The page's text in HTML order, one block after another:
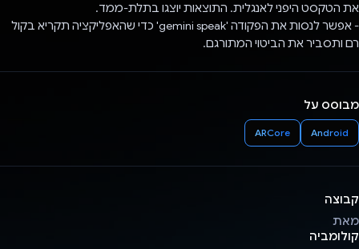
את הטקסט היפני לאנגלית. התוצאות יוצגו בתלת-ממד.
- אפשר לנסות את הפקודה 'gemini speak' כדי שהאפליקציה תקריא בקול
רם ותסביר את הביטוי המתורגם.
מבוסס על
Android
ARCore
קבוצה
מאת
קולומביה